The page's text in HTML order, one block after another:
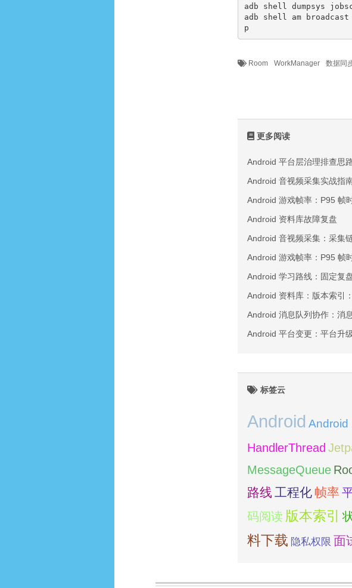
adb shell dumpsys
adb shell am broadcast
p
Room WorkManager 数据同
更多阅读
Android 平台层治理排查思
Android 音视频采集实战指
Android 游戏帧率：P95 帧
Android 资料库故障复盘
Android 音视频采集：采集
Android 游戏帧率：P95 帧
Android 学习路线：固定复
Android 资料库：版本索引
Android 消息队列协作：消
Android 平台变更：平台升
标签云
Android Android
HandlerThread
MessageQueue
路线 工程化帧率
码阅读 版本索引
料下载 隐私权限 面